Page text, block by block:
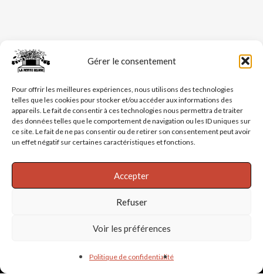
Gérer le consentement
Pour offrir les meilleures expériences, nous utilisons des technologies
telles que les cookies pour stocker et/ou accéder aux informations des
appareils. Le fait de consentir à ces technologies nous permettra de traiter
des données telles que le comportement de navigation ou les ID uniques sur
ce site. Le fait de ne pas consentir ou de retirer son consentement peut avoir
un effet négatif sur certaines caractéristiques et fonctions.
Accepter
Refuser
Voir les préférences
Politique de confidentialité
Informations & liens utiles